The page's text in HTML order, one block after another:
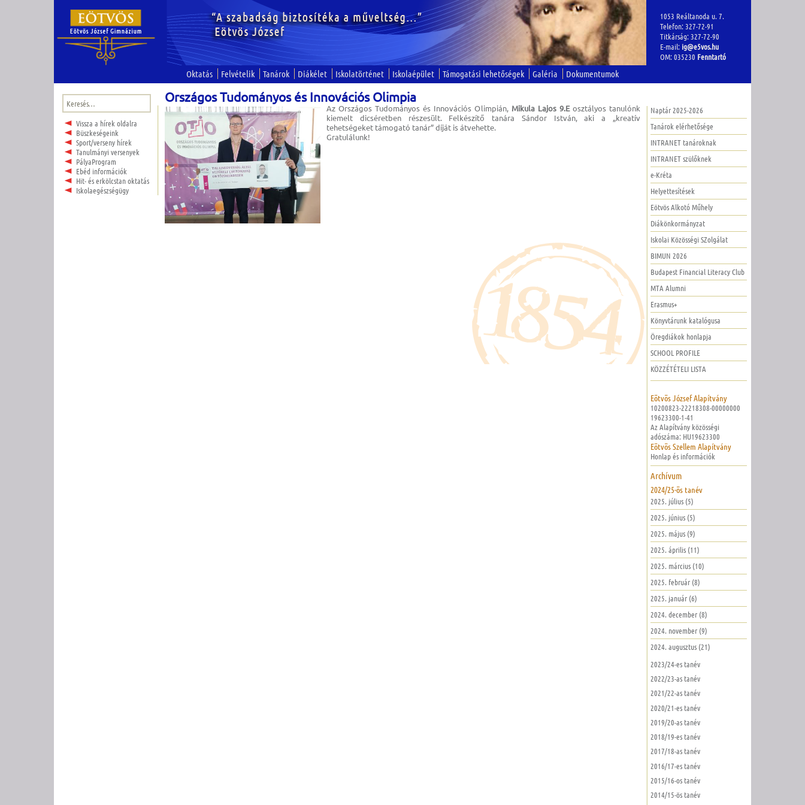
1053 Reáltanoda u. 7.
Telefon: 327-72-91
Titkárság: 327-72-90
E-mail: ig@e5vos.hu
OM: 035230 Fenntartó
Oktatás Felvételik Tanárok Diákélet Iskolatörténet Iskolaépület Támogatási lehetőségek Galéria Dokumentumok
Keresés:
Vissza a hírek oldalra
Büszkeségeink
Sport/verseny hírek
Tanulmányi versenyek
PályaProgram
Ebéd információk
Hit- és erkölcstan oktatás
Iskolaegészségügy
Országos Tudományos és Innovációs Olimpia
Az Országos Tudományos és Innovációs Olimpián, Mikula Lajos 9.Eosztályos tanulónk
kiemelt dicséretben részesült. Felkészítő tanára Sándor István, aki a „kreatív
tehetségeket támogató tanár” díját is átvehette.
Gratulálunk!
Naptár 2025-2026
Tanárok elérhetősége
INTRANET tanároknak
INTRANET szülőknek
e-Kréta
Helyettesítések
Eötvös Alkotó Műhely
Diákönkormányzat
Iskolai Közösségi SZolgálat
BIMUN 2026
Budapest Financial Literacy Club
MTA Alumni
Erasmus+
Könyvtárunk katalógusa
Öregdiákok honlapja
SCHOOL PROFILE
KÖZZÉTÉTELI LISTA
Eötvös József Alapítvány
10200823-22218308-00000000
19623300-1-41
Az Alapítvány közösségi
adószáma: HU19623300
Eötvös Szellem Alapítvány
Honlap és információk
Archívum
2024/25-ös tanév
2025. július (5)
2025. június (5)
2025. május (9)
2025. április (11)
2025. március (10)
2025. február (8)
2025. január (6)
2024. december (8)
2024. november (9)
2024. augusztus (21)
2023/24-es tanév
2022/23-as tanév
2021/22-as tanév
2020/21-es tanév
2019/20-as tanév
2018/19-es tanév
2017/18-as tanév
2016/17-es tanév
2015/16-os tanév
2014/15-ös tanév